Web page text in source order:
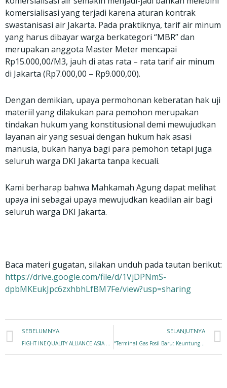
komersialisasi yang terjadi karena aturan kontrak
swastanisasi air Jakarta. Pada praktiknya, tarif air minum
yang harus dibayar warga berkategori “MBR” dan
merupakan anggota Master Meter mencapai
Rp15.000,00/M3, jauh di atas rata – rata tarif air minum
di Jakarta (Rp7.000,00 – Rp9.000,00).
Dengan demikian, upaya permohonan keberatan hak uji
materiil yang dilakukan para pemohon merupakan
tindakan hukum yang konstitusional demi mewujudkan
layanan air yang sesuai dengan hukum hak asasi
manusia, bukan hanya bagi para pemohon tetapi juga
seluruh warga DKI Jakarta tanpa kecuali.
Kami berharap bahwa Mahkamah Agung dapat melihat
upaya ini sebagai upaya mewujudkan keadilan air bagi
seluruh warga DKI Jakarta.
Baca materi gugatan, silakan unduh pada tautan berikut:
https://drive.google.com/file/d/1VjDPNmS-
dpbMKEukJpc6zxhbhLfBM7Fe/view?usp=sharing
Prev
SEBELUMNYA SELANJUTNYA
“Terminal Gas Fosil Baru: Keuntungan di atas Rakyat”